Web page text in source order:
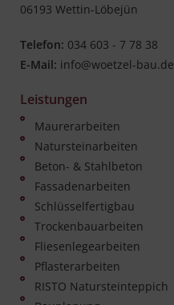
06193 Wettin-Löbejün
Telefon: 034 603 - 7 78 38
E-Mail: info@woetzel-bau.de
Leistungen
Maurerarbeiten
Natursteinarbeiten
Beton- & Stahlbeton
Fassadenarbeiten
Schlüsselfertigbau
Trockenbauarbeiten
Fliesenlegearbeiten
Pflasterarbeiten
RISTO Natursteinteppich